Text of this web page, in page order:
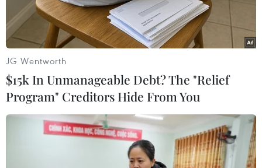
JG Wentworth
$15k In Unmanageable Debt? The "Relief
Program" Creditors Hide From You